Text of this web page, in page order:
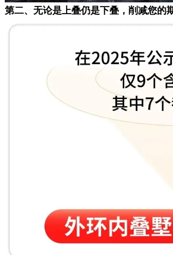
第二、无论是上叠仍是下叠，削减您的